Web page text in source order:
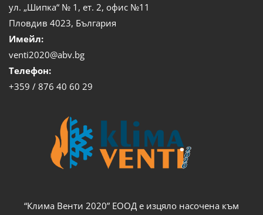
ул. „Шипка“ № 1, ет. 2, офис №11
Пловдив 4023, България
Имейл:
venti2020@abv.bg
Телефон:
+359 / 876 40 60 29
“Клима Венти 2020” ЕООД е изцяло насочена към